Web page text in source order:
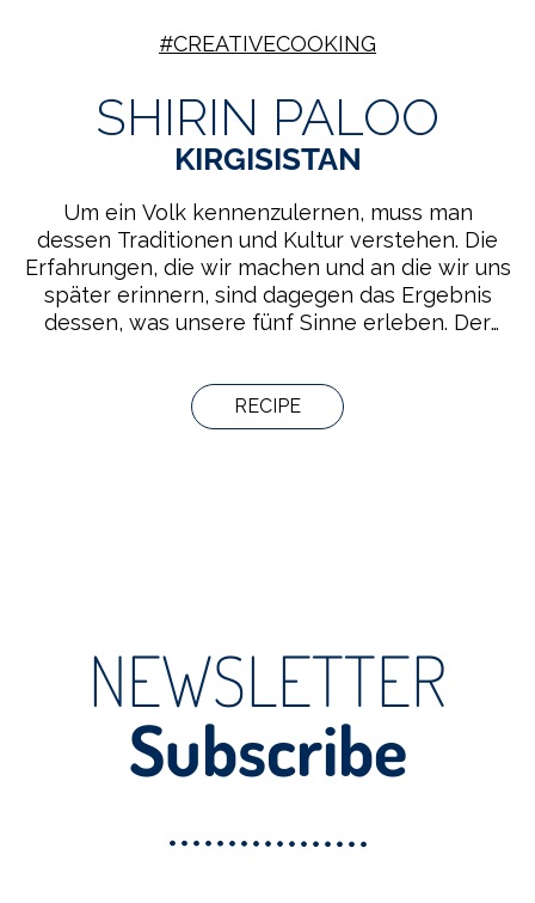
#CREATIVECOOKING
SHIRIN PALOO
KIRGISISTAN
Um ein Volk kennenzulernen, muss man
dessen Traditionen und Kultur verstehen. Die
Erfahrungen, die wir machen und an die wir uns
später erinnern, sind dagegen das Ergebnis
dessen, was unsere fünf Sinne erleben. Der
ist, um Beziehungen zu vertiefen, denn dank
ihm können wir die ältesten und bewährtesten
Aromen und Gewohnheiten eines Volks
RECIPE
NEWSLETTER
Subscribe